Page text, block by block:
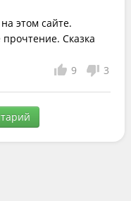
этом сайте.
Сказка
9
3